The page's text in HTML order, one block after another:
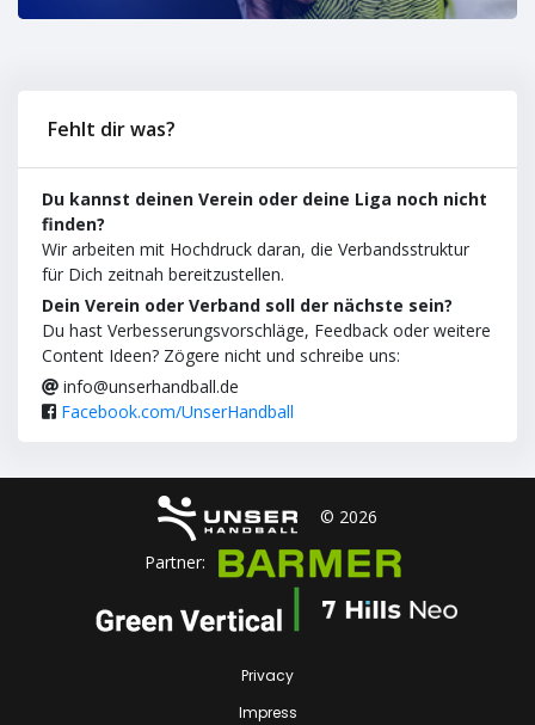
Fehlt dir was?
Du kannst deinen Verein oder deine Liga noch nicht
finden?
Wir arbeiten mit Hochdruck daran, die Verbandsstruktur
für Dich zeitnah bereitzustellen.
Dein Verein oder Verband soll der nächste sein?
Du hast Verbesserungsvorschläge, Feedback oder weitere
Content Ideen? Zögere nicht und schreibe uns:
info@unserhandball.de
Facebook.com/UnserHandball
© 2026
Partner:
Privacy
Impress